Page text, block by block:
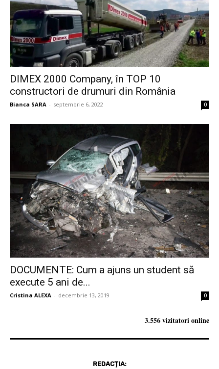
DIMEX 2000 Company, în TOP 10
constructori de drumuri din România
Bianca SARA - septembrie 6, 2022 0
DOCUMENTE: Cum a ajuns un student să
execute 5 ani de...
Cristina ALEXA - decembrie 13, 2019 0
3.556 vizitatori online
REDACȚIA: